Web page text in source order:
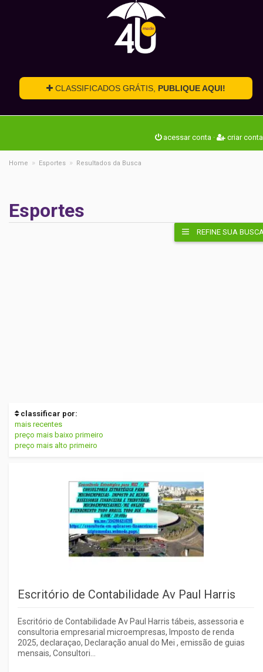
CLASSIFICADOS GRÁTIS, PUBLIQUE AQUI!
acessar conta · criar conta
Home » Esportes » Resultados da Busca
Esportes
REFINE SUA
classificar por:
mais recentes
preço mais baixo primeiro
preço mais alto primeiro
Escritório de Contabilidade Av Paul Harris
Escritório de Contabilidade Av Paul Harris tábeis, assessoria e
consultoria empresarial microempresas, Imposto de renda
2025, declaraçao, Declaração anual do Mei , emissão de guias
mensais, Consultori...